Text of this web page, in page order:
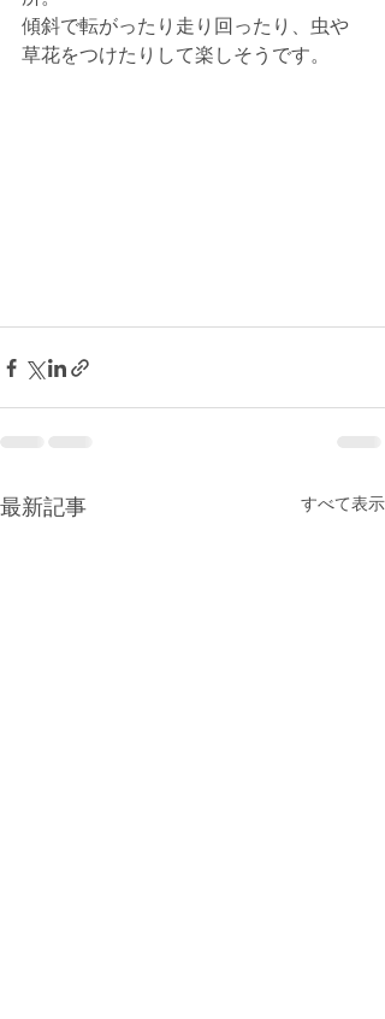
傾斜で転がったり走り回ったり、虫や
草花をつけたりして楽しそうです。
最新記事 すべて表示